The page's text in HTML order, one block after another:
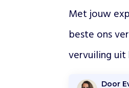
u
F
o
u
d
Met jouw
beste ons
vervuiling uit
Door